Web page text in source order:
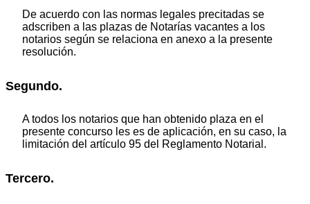
De acuerdo con las normas legales precitadas se
adscriben a las plazas de Notarías vacantes a los
notarios según se relaciona en anexo a la presente
resolución.
Segundo.
A todos los notarios que han obtenido plaza en el
presente concurso les es de aplicación, en su caso, la
limitación del artículo 95 del Reglamento Notarial.
Tercero.